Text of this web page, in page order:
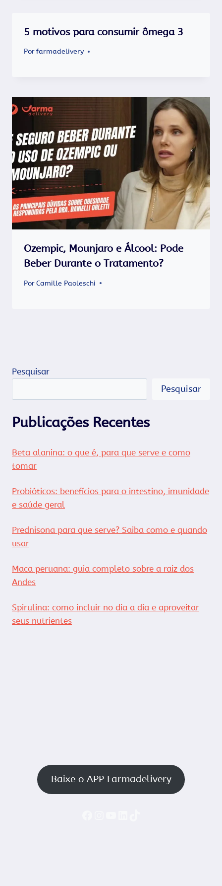
5 motivos para consumir ômega 3
Porfarmadelivery
Ozempic, Mounjaro e Álcool: Pode
Beber Durante o Tratamento?
PorCamille Paoleschi
Pesquisar
Pesquisar
Publicações Recentes
Beta alanina: o que é, para que serve e como
tomar
Probióticos: benefícios para o intestino, imunidade
e saúde geral
Prednisona para que serve? Saiba como e quando
usar
Maca peruana: guia completo sobre a raiz dos
Andes
Spirulina: como incluir no dia a dia e aproveitar
seus nutrientes
Baixe o APP Farmadelivery